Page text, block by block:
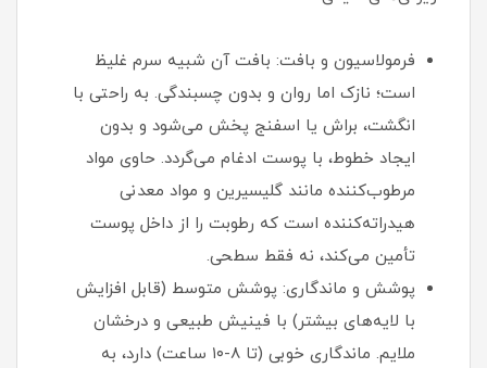
فرمولاسیون و بافت: بافت آن شبیه سرم غلیظ
است؛ نازک اما روان و بدون چسبندگی. به راحتی با
انگشت، براش یا اسفنج پخش می‌شود و بدون
ایجاد خطوط، با پوست ادغام می‌گردد. حاوی مواد
مرطوب‌کننده مانند گلیسیرین و مواد معدنی
هیدراته‌کننده است که رطوبت را از داخل پوست
تأمین می‌کند، نه فقط سطحی.
پوشش و ماندگاری: پوشش متوسط (قابل افزایش
با لایه‌های بیشتر) با فینیش طبیعی و درخشان
ملایم. ماندگاری خوبی (تا ۸-۱۰ ساعت) دارد، به